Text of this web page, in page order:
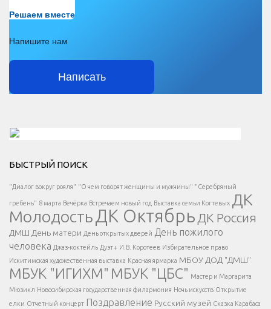
Решаем вместе
Напишите нам
Написать
Есть вопрос?
Напишите нам
</span >
Написать
</button >
</div >
</div > </div >
БЫСТРЫЙ ПОИСК
"Диалог вокруг рояля" "О чем говорят женщины и мужчины" "Серебряный
гребень" 8 марта Вечёрка Встречаем новый год Выставка семьи Когтевых ДК
МолодостьДК Октябрь ДК Россия
ДМШ День матери День открытых дверей День пожилого
человека Джаз-коктейль Дуэт+ И.В. Коротеев Избирательное право
Искитимская художественная выставка Красная ярмарка МБОУ ДОД "ДМШ"
МБУК "ИГИХМ" МБУК "ЦБС" Мастер и Маргарита
Мюзикл Новосибирская государственная филармония Ночь искусств Открытие
елки Отчетный концерт Поздравление Русский музей Сказка Карабаса